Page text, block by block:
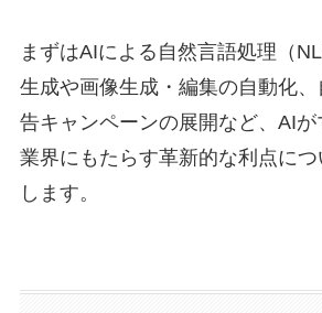
まずはAIによる自然言語処理（
生成や画像生成・編集の自動化
告キャンペーンの展開など、AI
業界にもたらす革新的な利点に
します。